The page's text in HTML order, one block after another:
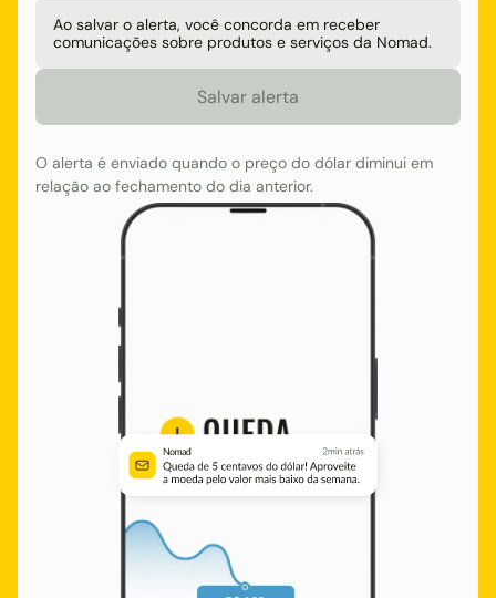
Ao salvar o alerta, você concorda em receber
comunicações sobre produtos e serviços da Nomad.
O alerta é enviado quando o preço do dólar diminui em
relação ao fechamento do dia anterior.